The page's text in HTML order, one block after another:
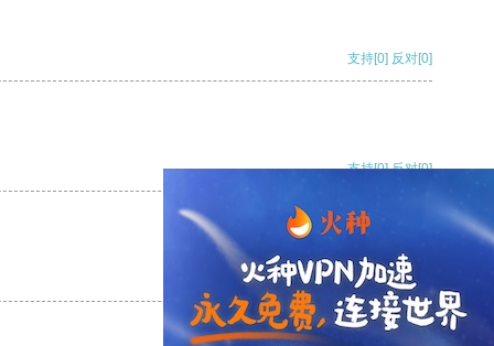
支持[0] 反对[0]
支持[0] 反对[0]
支持[0] 反对